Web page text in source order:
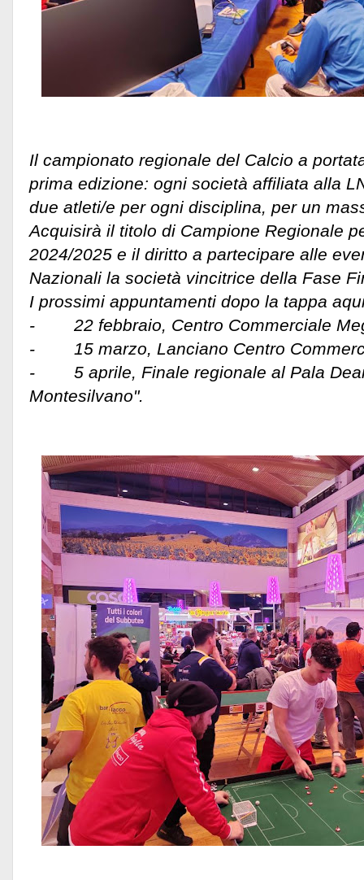
Il campionato regionale del Calcio a
prima edizione: ogni società affiliata alla
due atleti/e per ogni disciplina, per un
Acquisirà il titolo di Campione Regionale
2024/2025 e il diritto a partecipare alle
Nazionali la società vincitrice della Fase
I prossimi appuntamenti dopo la tappa
- 22 febbraio, Centro Commerciale
- 15 marzo, Lanciano Centro
- 5 aprile, Finale regionale al Pala
Montesilvano".